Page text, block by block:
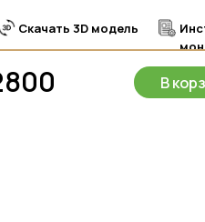
В
Скачать 3D модель